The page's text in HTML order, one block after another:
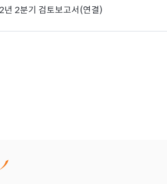
년 2분기 검토보고서(연결)